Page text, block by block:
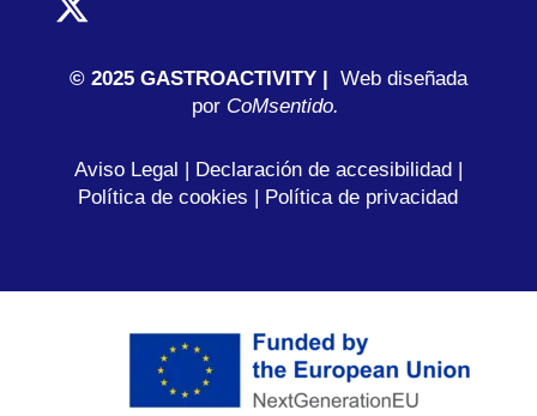
© 2025 GASTROACTIVITY | Web diseñada
porCoMsentido.
Aviso Legal | Declaración de accesibilidad|
Política de cookies | Política de privacidad